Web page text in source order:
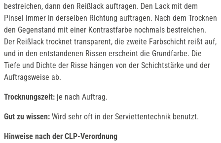
bestreichen, dann den Reißlack auftragen. Den Lack mit dem
Pinsel immer in derselben Richtung auftragen. Nach dem Trocknen
den Gegenstand mit einer Kontrastfarbe nochmals bestreichen.
Der Reißlack trocknet transparent, die zweite Farbschicht reißt auf,
und in den entstandenen Rissen erscheint die Grundfarbe. Die
Tiefe und Dichte der Risse hängen von der Schichtstärke und der
Auftragsweise ab.
Trocknungszeit: je nach Auftrag.
Gut zu wissen: Wird sehr oft in der Serviettentechnik benutzt.
Hinweise nach der CLP-Verordnung